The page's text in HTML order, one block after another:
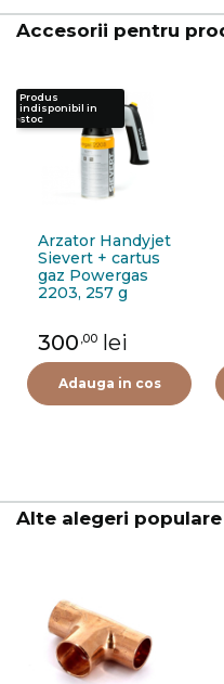
Accesorii pentru
Arzator Handyjet
Sievert + cartus
gaz Powergas
2203, 257 g
300 ,00 lei
Adauga in cos
Produs
indisponibil in
stoc
Alte alegeri populare